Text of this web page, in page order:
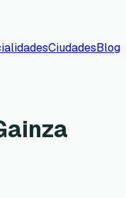
CiudadesBlog